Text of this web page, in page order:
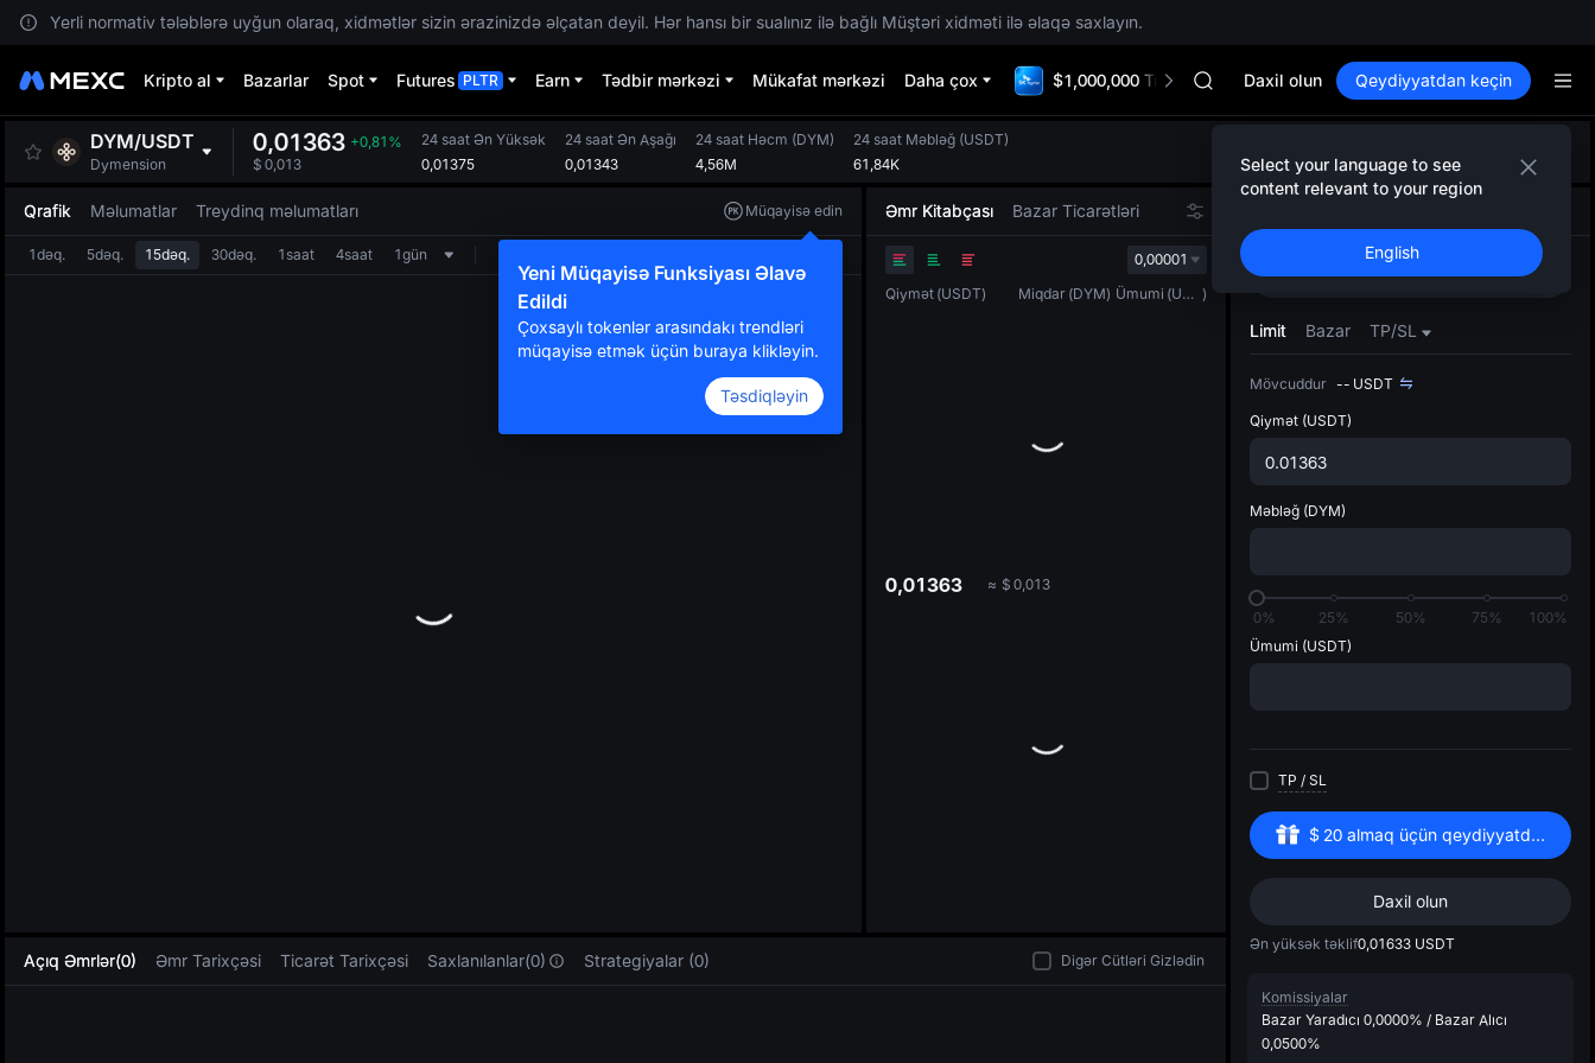
Yerli normativ tələblərə uyğun olaraq, xidmətlər sizin ərazinizdə əlçatan deyil. Hər hansı bir sualınız ilə bağlı Müştəri xidməti ilə əlaqə saxlayın.
Kripto al Bazarlar Spot Futures PLTR Earn Tədbir mərkəzi Mükafat mərkəzi Daha çox $1,000,000 TradFi GalaUNITREE
Unitree Future Now Live
MINIMAX
UNITREE
Unitree Future Now Live
Daxil olun Qeydiyyatdan keçin
Select your language to see
content relevant to your region
English
DYM/USDT
Dymension
0,01363 +0,81%
$ 0,013
24 saat Ən Yüksək
0,01375
24 saat Ən Aşağı
0,01343
24 saat Həcm (DYM)
4,56M
24 saat Məbləğ (USDT)
61,84K
Qrafik Məlumatlar Treydinq məlumatları Müqayisə edin
Yeni Müqayisə Funksiyası Əlavə
Edildi
Çoxsaylı tokenlər arasındakı trendləri
müqayisə etmək üçün buraya klikləyin.
Təsdiqləyin
1dəq. 5dəq. 15dəq. 30dəq. 1saat 4saat 1gün
Əmr Kitabçası Bazar Ticarətləri
0,00001
Qiymət (USDT) Miqdar (DYM) Ümumi ( USDT )
0,01363 ≈ $ 0,013
Alın Satın
Limit Bazar TP/SL
Mövcuddur -- USDT
Qiymət (USDT)
Məbləğ (DYM)
0% 25% 50% 75%
100%
Ümumi (USDT)
TP / SL
$ 20almaq üçün qeydiyyatdan
Daxil olun
Ən yüksək təklif0,01633 USDT
Komissiyalar
Bazar Yaradıcı 0,0000% / Bazar Alıcı
0,0500%
Açıq Əmrlər(0) Əmr Tarixçəsi Ticarət Tarixçəsi Saxlanılanlar(0) Strategiyalar (0) Digər Cütləri Gizlədin